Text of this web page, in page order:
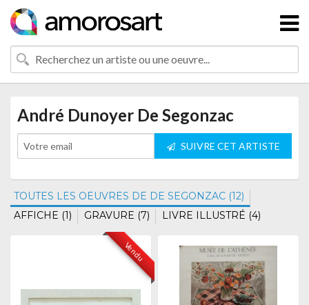
André Dunoyer De Segonzac
SUIVRE CET ARTISTE
TOUTES LES OEUVRES DE DE SEGONZAC (12)
AFFICHE (1)
GRAVURE (7) LIVRE ILLUSTRÉ (4)
Vendu